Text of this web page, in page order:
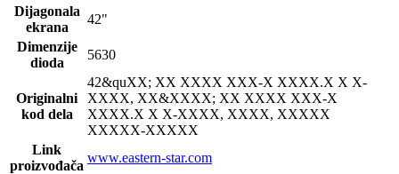
Dijagonala
ekrana
42"
Dimenzije
dioda
5630
Originalni
kod dela
42&quXX; XX XXXX XXX-X XXXX.X X X-
XXXX, XX&XXXX; XX XXXX XXX-X
XXXX.X X X-XXXX, XXXX, XXXXX
XXXXX-XXXXX
Link
proizvođača
www.eastern-star.com